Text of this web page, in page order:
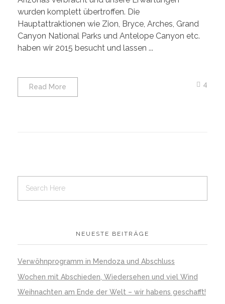
wurden komplett übertroffen. Die
Hauptattraktionen wie Zion, Bryce, Arches, Grand
Canyon National Parks und Antelope Canyon etc.
haben wir 2015 besucht und lassen ...
Read More 4
NEUESTE BEITRÄGE
Verwöhnprogramm in Mendoza und Abschluss
Wochen mit Abschieden, Wiedersehen und viel Wind
Weihnachten am Ende der Welt – wir habens geschafft!